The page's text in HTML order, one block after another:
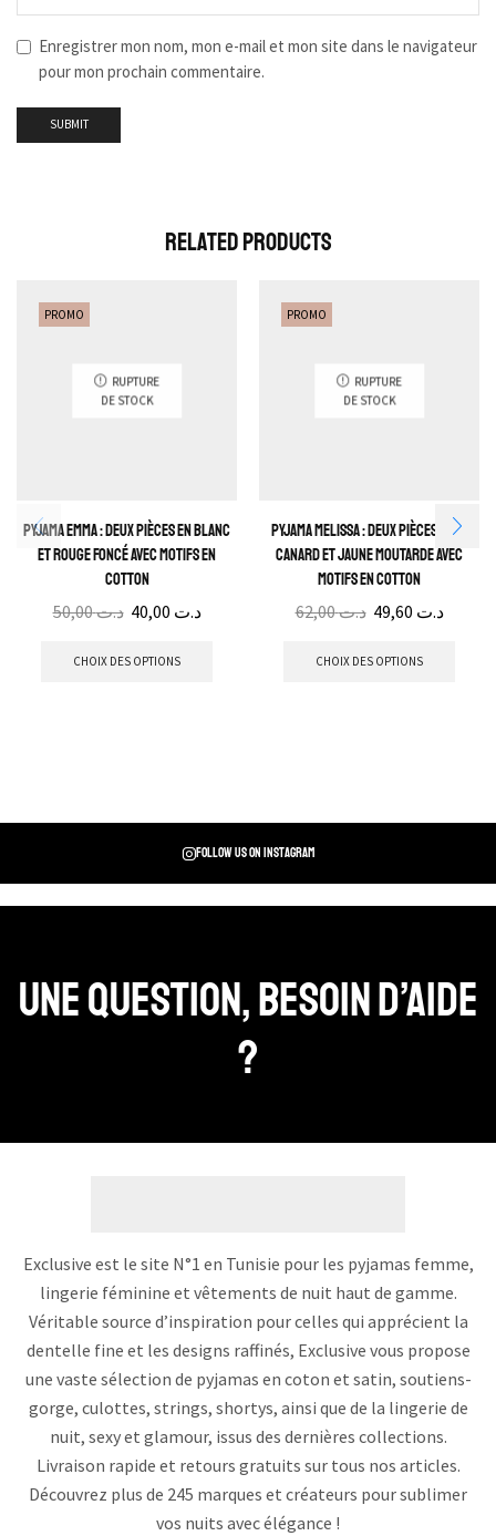
Enregistrer mon nom, mon e-mail et mon site dans le navigateur
pour mon prochain commentaire.
Related Products
PROMO
RUPTURE
DE STOCK
Pyjama Emma : Deux pièces en blanc
et rouge foncé avec motifs en
cotton
د.ت50,00 د.ت
CHOIX DES OPTIONS
PROMO
RUPTURE
DE STOCK
Pyjama Melissa : Deux pièces Vert
canard et jaune moutarde avec
motifs en cotton
د.ت62,00 د.ت
CHOIX DES OPTIONS
Follow us on instagram
Une question, Besoin d’aide
?
Exclusive est le site N°1 en Tunisie pour les pyjamas femme,
lingerie féminine et vêtements de nuit haut de gamme.
Véritable source d’inspiration pour celles qui apprécient la
dentelle fine et les designs raffinés, Exclusive vous propose
une vaste sélection de pyjamas en coton et satin, soutiens-
gorge, culottes, strings, shortys, ainsi que de la lingerie de
nuit, sexy et glamour, issus des dernières collections.
Livraison rapide et retours gratuits sur tous nos articles.
Découvrez plus de 245 marques et créateurs pour sublimer
vos nuits avec élégance !